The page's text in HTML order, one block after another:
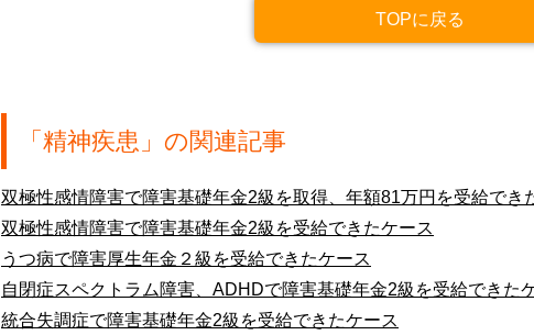
TOPに戻る
「精神疾患」の関連記事
双極性感情障害で障害基礎年金2級を取得、年額81万円を受給でき
双極性感情障害で障害基礎年金2級を受給できたケース
うつ病で障害厚生年金２級を受給できたケース
自閉症スペクトラム障害、ADHDで障害基礎年金2級を受給できた
統合失調症で障害基礎年金2級を受給できたケース